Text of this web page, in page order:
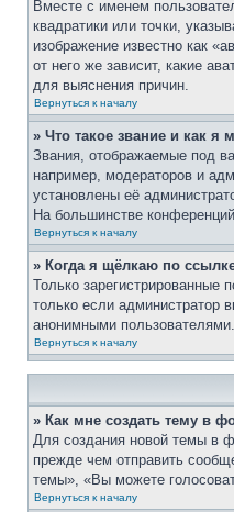
Вместе с именем
квадратики или точки,
изображение известно как
от него же зависит, какие
для выяснения причин.
Вернуться к началу
» Что такое звание и как я
Звания, отображаемые под
например, модераторов и
установлены её
На большинстве
Вернуться к началу
» Когда я щёлкаю по
Только зарегистрированные
только если администратор
анонимными пользователями.
Вернуться к началу
» Как мне создать тему в
Для создания новой темы в
прежде чем отправить
темы», «Вы можете
Вернуться к началу